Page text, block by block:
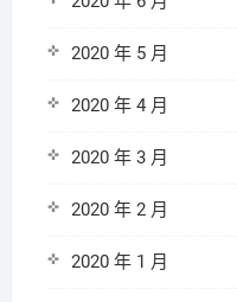
2020 年 5 月
2020 年 4 月
2020 年 3 月
2020 年 2 月
2020 年 1 月